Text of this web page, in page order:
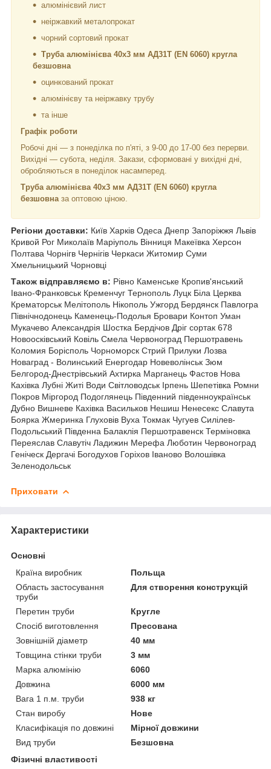
алюмінієвий лист
неіржавкий металопрокат
чорний сортовий прокат
Труба алюмінієва 40х3 мм АД31Т (EN 6060) кругла
безшовна
оцинкований прокат
алюмінієву та неіржавку трубу
та інше
Графік роботи
Робочі дні — з понеділка по п'яті, з 9-00 до 17-00 без перерви.
Вихідні — субота, неділя. Закази, сформовані у вихідні дні,
обробляються в понеділок насамперед.
Труба алюмінієва 40х3 мм АД31Т (EN 6060) кругла
безшовна за оптовою ціною.
Регіони доставки: Київ Харків Одеса Днепр Запоріжжя Львів
Кривой Рог Миколаїв Маріуполь Вінниця Макеївка Херсон
Полтава Чорнiгв Чернігів Черкаси Житомир Суми
Хмельницький Чорновці
Також відправляємо в: Рівно Каменське Кропив'янський
Івано-Франковськ Кременчуг Тернополь Луцк Біла Церква
Крематорськ Мелітополь Нікополь Ужгорд Бердянск Павлогра
Північнодонець Каменець-Подолья Бровари Контоп Уман
Мукачево Александрія Шостка Бердічов Дріг сортак 678
Новоосківський Ковіль Смела Червоноград Першотравень
Коломия Борісполь Чорноморск Стрий Прилуки Лозва
Новаград - Волинський Енергодар Новеволінськ Зюм
Белгород-Днестрівський Ахтирка Марганець Фастов Нова
Кахівка Лубні Житі Води Світловодськ Ірпень Шепетівка Ромни
Покров Міргород Подоглянець Південний південноукраїнськ
Дубно Вишневе Кахівка Васильков Нешиш Ненесекс Славута
Боярка Жмеринка Глуховів Вуха Токмак Чугуев Силілев-
Подольський Південна Балаклія Першотравенск Терміновка
Переяслав Славутіч Ладижин Мерефа Люботин Червоноград
Геніческ Дергачі Богодухов Горіхов Іваново Волошівка
Зеленодольськ
Приховати
Характеристики
Основні
Країна виробник
Польща
Область застосування
труби
Для створення конструкцій
Перетин труби
Кругле
Спосіб виготовлення
Пресована
Зовнішній діаметр
40 мм
Товщина стінки труби
3 мм
Марка алюмінію
6060
Довжина
6000 мм
Вага 1 п.м. труби
938 кг
Стан виробу
Нове
Класифікація по довжині
Мірної довжини
Вид труби
Безшовна
Фізичні властивості